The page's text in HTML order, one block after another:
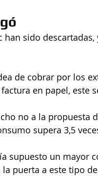
sido
de cobrar por los
en papel, este
no a la propuesta
supera 3,5
supuesto un mayor
la puerta a este tipo